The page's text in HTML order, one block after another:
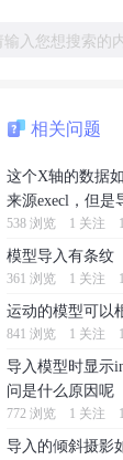
相关问题
这个X轴的数据
来源execl，但是
538 浏览 1 关注
模型导入有条纹
361 浏览 1 关注
运动的模型可以
841 浏览 1 关注
导入模型时显示
问是什么原因呢
772 浏览 1 关注
导入的倾斜摄影